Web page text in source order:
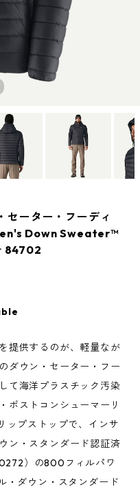
セーター・フーディ
Down Sweater™
84702
提供するのが、軽量なが
ダウン・セーター・フー
て海洋プラスチック汚染
ポストコンシューマーリ
ップストップで、インサ
ン・スタンダード認証済
）の800フィルパワ
・ダウン・スタンダード